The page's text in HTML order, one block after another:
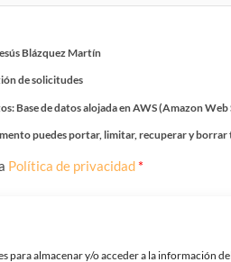
para almacenar y/o acceder a la información del
Blázquez Martín
de solicitudes
Base de datos alojada en AWS (Amazon Web
puedes portar, limitar, recuperar y
Política de privacidad *